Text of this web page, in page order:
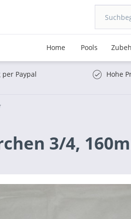
Home Pools
Paypal Hohe
3/4,